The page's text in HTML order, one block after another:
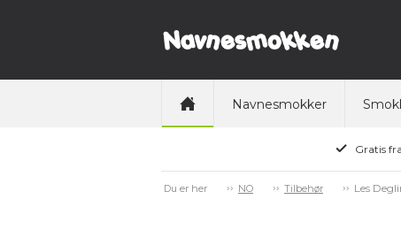
Navnesmokker
Gratis
Du er her NO Tilbehør Les